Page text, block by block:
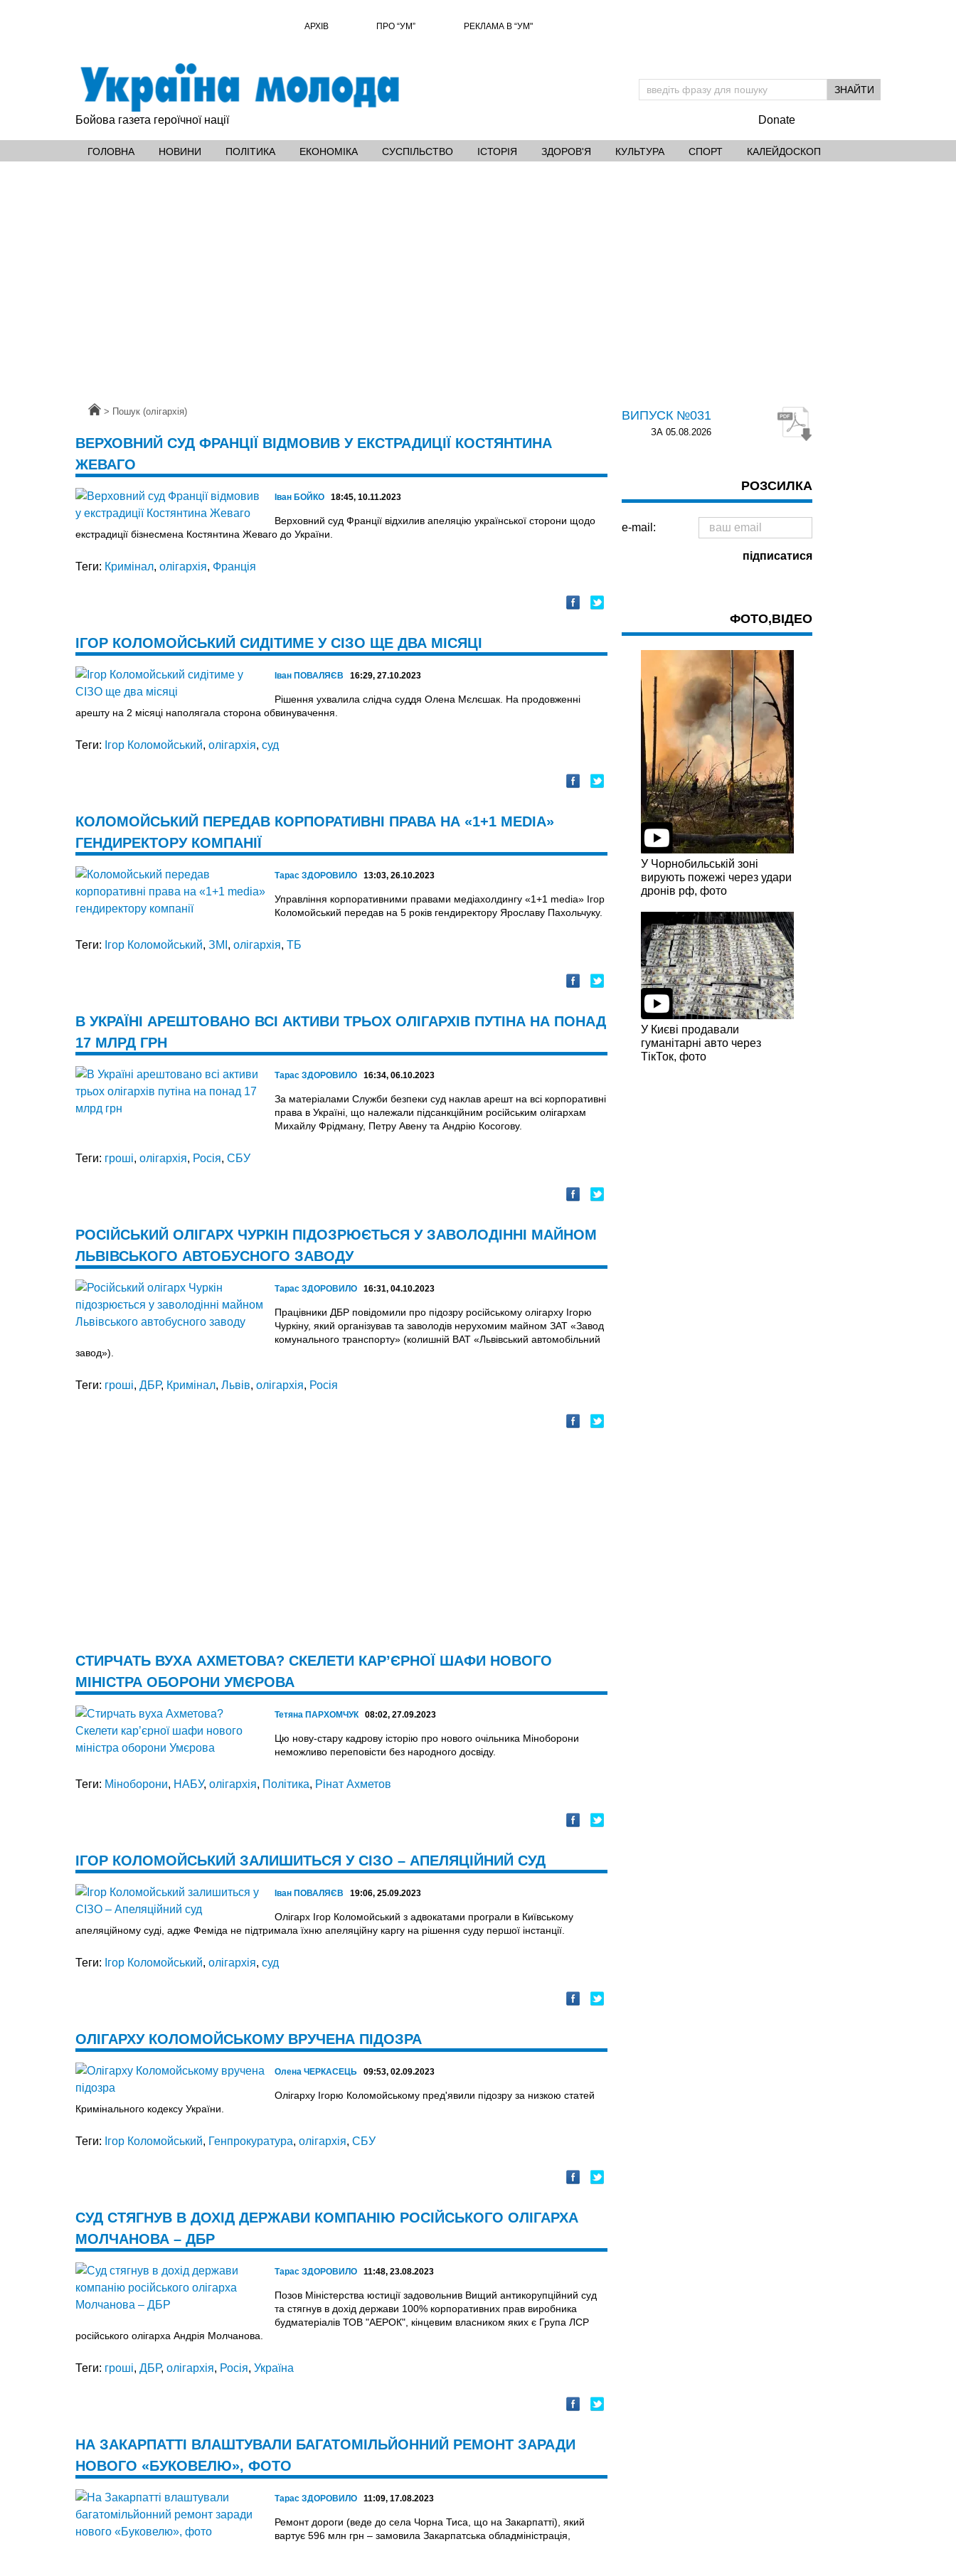
АРХІВ ПРО “УМ” РЕКЛАМА В “УМ"
Бойова газета героїчної нації Donate
ГОЛОВНА НОВИНИ ПОЛІТИКА ЕКОНОМІКА СУСПІЛЬСТВО ІСТОРІЯ ЗДОРОВ'Я КУЛЬТУРА СПОРТ КАЛЕЙДОСКОП
Головна
> Пошук (олігархія)
ВЕРХОВНИЙ СУД ФРАНЦІЇ ВІДМОВИВ У ЕКСТРАДИЦІЇ КОСТЯНТИНА
ЖЕВАГО
Іван БОЙКО 18:45, 10.11.2023
Верховний суд Франції відхилив апеляцію української сторони щодо
екстрадиції бізнесмена Костянтина Жеваго до України.
Теги: Кримінал, олігархія, Франція
ІГОР КОЛОМОЙСЬКИЙ СИДІТИМЕ У СІЗО ЩЕ ДВА МІСЯЦІ
Іван ПОВАЛЯЄВ 16:29, 27.10.2023
Рішення ухвалила слідча суддя Олена Мєлєшак. На продовженні
арешту на 2 місяці наполягала сторона обвинувачення.
Теги: Ігор Коломойський, олігархія, суд
КОЛОМОЙСЬКИЙ ПЕРЕДАВ КОРПОРАТИВНІ ПРАВА НА «1+1 MEDIA»
ГЕНДИРЕКТОРУ КОМПАНІЇ
Тарас ЗДОРОВИЛО 13:03, 26.10.2023
Управління корпоративними правами медіахолдингу «1+1 media» Ігор
Коломойський передав на 5 років гендиректору Ярославу Пахольчуку.
Теги: Ігор Коломойський, ЗМІ , олігархія, ТБ
В УКРАЇНІ АРЕШТОВАНО ВСІ АКТИВИ ТРЬОХ ОЛІГАРХІВ ПУТІНА НА ПОНАД
17 МЛРД ГРН
Тарас ЗДОРОВИЛО 16:34, 06.10.2023
За матеріалами Служби безпеки суд наклав арешт на всі корпоративні
права в Україні, що належали підсанкційним російським олігархам
Михайлу Фрідману, Петру Авену та Андрію Косогову.
Теги: гроші, олігархія, Росія, СБУ
РОСІЙСЬКИЙ ОЛІГАРХ ЧУРКІН ПІДОЗРЮЄТЬСЯ У ЗАВОЛОДІННІ МАЙНОМ
ЛЬВІВСЬКОГО АВТОБУСНОГО ЗАВОДУ
Тарас ЗДОРОВИЛО 16:31, 04.10.2023
Працівники ДБР повідомили про підозру російському олігарху Ігорю
Чуркіну, який організував та заволодів нерухомим майном ЗАТ «Завод
комунального транспорту» (колишній ВАТ «Львівський автомобільний
завод»).
Теги: гроші, ДБР, Кримінал, Львів, олігархія, Росія
СТИРЧАТЬ ВУХА АХМЕТОВА? СКЕЛЕТИ КАР’ЄРНОЇ ШАФИ НОВОГО
МІНІСТРА ОБОРОНИ УМЄРОВА
Тетяна ПАРХОМЧУК 08:02, 27.09.2023
Цю нову-стару кадрову історію про нового очільника Міноборони
неможливо переповісти без народного досвіду.
Теги: Міноборони, НАБУ, олігархія, Політика, Рінат Ахметов
ІГОР КОЛОМОЙСЬКИЙ ЗАЛИШИТЬСЯ У СІЗО – АПЕЛЯЦІЙНИЙ СУД
Іван ПОВАЛЯЄВ 19:06, 25.09.2023
Олігарх Ігор Коломойський з адвокатами програли в Київському
апеляційному суді, адже Феміда не підтримала їхню апеляційну каргу на рішення суду першої інстанції.
Теги: Ігор Коломойський, олігархія, суд
ОЛІГАРХУ КОЛОМОЙСЬКОМУ ВРУЧЕНА ПІДОЗРА
Олена ЧЕРКАСЕЦЬ 09:53, 02.09.2023
Олігарху Ігорю Коломойському пред'явили підозру за низкою статей
Кримінального кодексу України.
Теги: Ігор Коломойський, Генпрокуратура, олігархія, СБУ
СУД СТЯГНУВ В ДОХІД ДЕРЖАВИ КОМПАНІЮ РОСІЙСЬКОГО ОЛІГАРХА
МОЛЧАНОВА – ДБР
Тарас ЗДОРОВИЛО 11:48, 23.08.2023
Позов Міністерства юстиції задовольнив Вищий антикорупційний суд
та стягнув в дохід держави 100% корпоративних прав виробника
будматеріалів ТОВ "АЕРОК", кінцевим власником яких є Група ЛСР
російського олігарха Андрія Молчанова.
Теги: гроші, ДБР, олігархія, Росія, Україна
НА ЗАКАРПАТТІ ВЛАШТУВАЛИ БАГАТОМІЛЬЙОННИЙ РЕМОНТ ЗАРАДИ
НОВОГО «БУКОВЕЛЮ», ФОТО
Тарас ЗДОРОВИЛО 11:09, 17.08.2023
Ремонт дороги (веде до села Чорна Тиса, що на Закарпатті), який
вартує 596 млн грн – замовила Закарпатська обладміністрація,
ВИПУСК №031
ЗА 05.08.2026
РОЗСИЛКА
e-mail:
ФОТО,ВІДЕО
У Чорнобильській зоні
вирують пожежі через удари
дронів рф, фото
У Києві продавали
гуманітарні авто через
ТікТок, фото